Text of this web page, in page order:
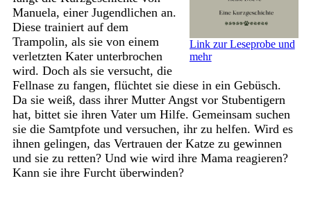
Link zur Leseprobe und
mehr
Manuela, einer Jugendlichen an.
Diese trainiert auf dem
Trampolin, als sie von einem
verletzten Kater unterbrochen
wird. Doch als sie versucht, die
Fellnase zu fangen, flüchtet sie diese in ein Gebüsch.
Da sie weiß, dass ihrer Mutter Angst vor Stubentigern
hat, bittet sie ihren Vater um Hilfe. Gemeinsam suchen
sie die Samtpfote und versuchen, ihr zu helfen. Wird es
ihnen gelingen, das Vertrauen der Katze zu gewinnen
und sie zu retten? Und wie wird ihre Mama reagieren?
Kann sie ihre Furcht überwinden?